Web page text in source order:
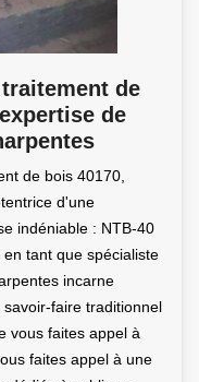
de
de
de bois 40170,
d'une
indéniable : NTB-40
tant que spécialiste
incarne
faire traditionnel
vous faites appel à
faites appel à une